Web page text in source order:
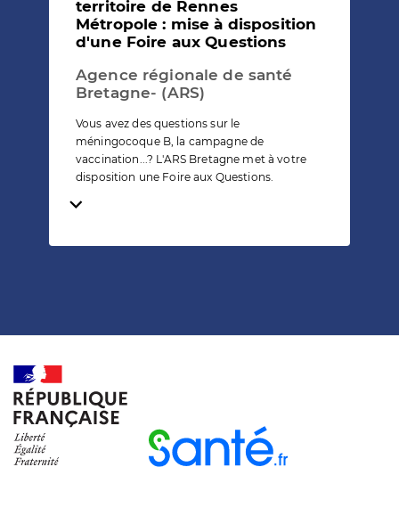
territoire de Rennes
Métropole : mise à disposition
d'une Foire aux Questions
Agence régionale de santé
Bretagne- (ARS)
Vous avez des questions sur le
méningocoque B, la campagne de
vaccination...? L'ARS Bretagne met à votre
disposition une Foire aux Questions.
Temps de lecture